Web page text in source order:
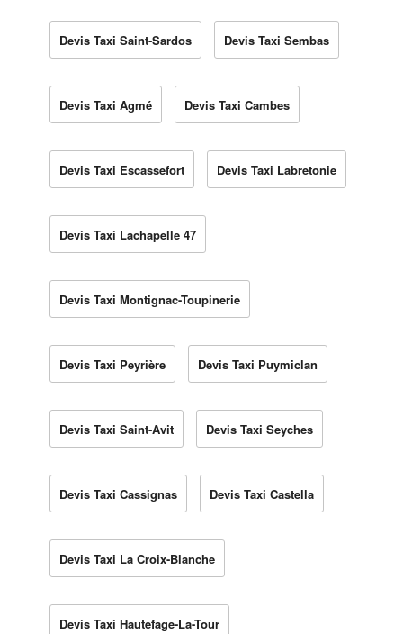
Devis Taxi Saint-Sardos Devis Taxi Sembas
Devis Taxi Agmé Devis Taxi Cambes
Devis Taxi Escassefort Devis Taxi Labretonie
Devis Taxi Lachapelle 47
Devis Taxi Montignac-Toupinerie
Devis Taxi Peyrière Devis Taxi Puymiclan
Devis Taxi Saint-Avit Devis Taxi Seyches
Devis Taxi Cassignas Devis Taxi Castella
Devis Taxi La Croix-Blanche
Devis Taxi Hautefage-La-Tour